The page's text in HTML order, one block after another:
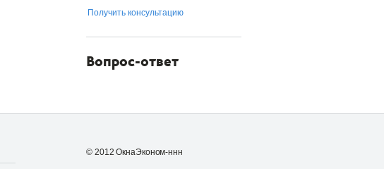
Получить консультацию
Вопрос-ответ
© 2012 ОкнаЭконом-ннн